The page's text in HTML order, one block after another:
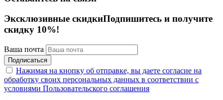
Эксклюзивные скидкиПодпишитесь и получите
скидку 10%!
Ваша почта
Подписаться
Нажимая на кнопку об отправке, вы даете согласие на
обработку своих персональных данных в соответствии с
условиями Пользовательского соглашения